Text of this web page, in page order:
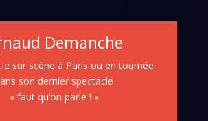
Demanche
sur scène à Paris ou en tournée
son dernier spectacle
« faut qu’on parle ! »